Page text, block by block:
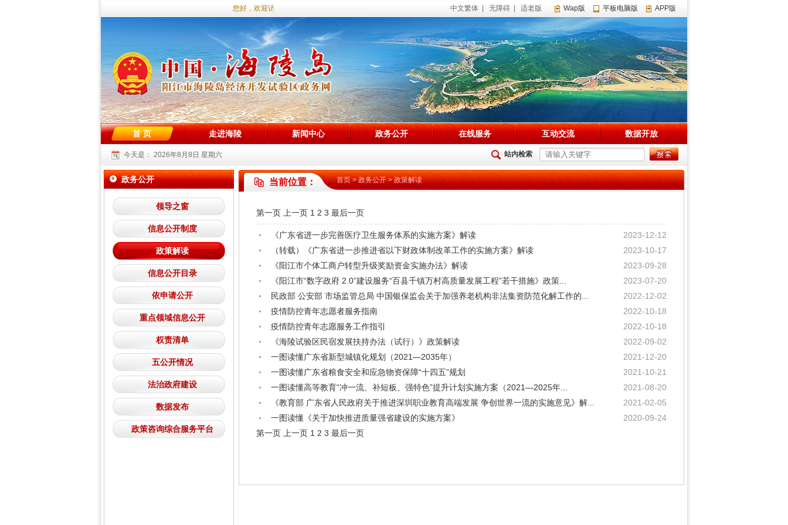
您好，欢迎访问海陵试验区政务网站！ 中文繁体 无障碍 适老版 Wap版 平板电脑版 APP版
首 页 走进海陵 新闻中心 政务公开 在线服务 互动交流 数据开放
今天是： 2026年8月8日 星期六 站内检索
政务公开
领导之窗
信息公开制度
政策解读
信息公开目录
依申请公开
重点领域信息公开
权责清单
五公开情况
法治政府建设
数据发布
政策咨询综合服务平台
当前位置： 首页>政务公开>政策解读
第一页 上一页 1 2 3 最后一页
《广东省进一步完善医疗卫生服务体系的实施方案》解读
2023-12-12
（转载）《广东省进一步推进省以下财政体制改革工作的实施方案》解读
2023-10-17
《阳江市个体工商户转型升级奖励资金实施办法》解读
2023-09-28
《阳江市“数字政府 2.0”建设服务“百县千镇万村高质量发展工程”若干措施》政策...
2023-07-20
民政部 公安部 市场监管总局 中国银保监会关于加强养老机构非法集资防范化解工作的...
2022-12-02
疫情防控青年志愿者服务指南
2022-10-18
疫情防控青年志愿服务工作指引
2022-10-18
《海陵试验区民宿发展扶持办法（试行）》政策解读
2022-09-02
一图读懂广东省新型城镇化规划（2021—2035年）
2021-12-20
一图读懂广东省粮食安全和应急物资保障“十四五”规划
2021-10-21
一图读懂高等教育“冲一流、补短板、强特色”提升计划实施方案（2021—2025年...
2021-08-20
《教育部 广东省人民政府关于推进深圳职业教育高端发展 争创世界一流的实施意见》解...
2021-02-05
一图读懂《关于加快推进质量强省建设的实施方案》
2020-09-24
第一页
上一页 1 2 3 最后一页